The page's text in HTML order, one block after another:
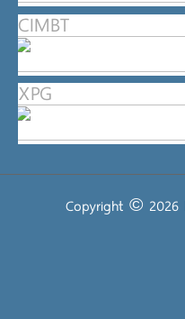
CIMBT
XPG
Copyright © 2026